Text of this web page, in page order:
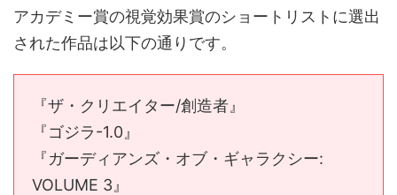
アカデミー賞の視覚効果賞のショートリストに選出
された作品は以下の通りです。
『ザ・クリエイター/創造者』
『ゴジラ-1.0』
『ガーディアンズ・オブ・ギャラクシー:
VOLUME 3』